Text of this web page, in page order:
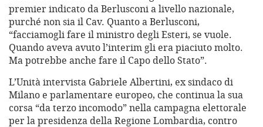
premier indicato da Berlusconi a livello nazionale,
purché non sia il Cav. Quanto a Berlusconi,
“facciamogli fare il ministro degli Esteri, se vuole.
Quando aveva avuto l’interim gli era piaciuto molto.
Ma potrebbe anche fare il Capo dello Stato”.
L’Unità intervista Gabriele Albertini, ex sindaco di
Milano e parlamentare europeo, che continua la sua
corsa “da terzo incomodo” nella campagna elettorale
per la presidenza della Regione Lombardia, contro